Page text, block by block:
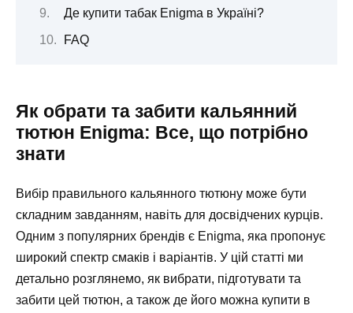
Де купити табак Enigma в Україні?
FAQ
Як обрати та забити кальянний
тютюн Enigma: Все, що потрібно
знати
Вибір правильного кальянного тютюну може бути
складним завданням, навіть для досвідчених курців.
Одним з популярних брендів є Enigma, яка пропонує
широкий спектр смаків і варіантів. У цій статті ми
детально розглянемо, як вибрати, підготувати та
забити цей тютюн, а також де його можна купити в